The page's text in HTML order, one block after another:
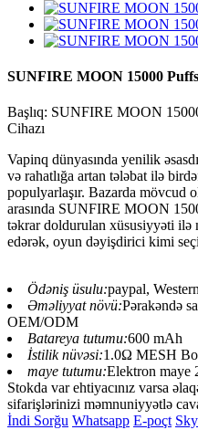
SUNFIRE MOON 15000
Başlıq: SUNFIRE MOON
Cihazı
Vapinq dünyasında yenilik
və rahatlığa artan tələbat ilə
populyarlaşır. Bazarda mövcud
arasında SUNFIRE MOON
təkrar doldurulan xüsusiyyəti
edərək, oyun dəyişdirici kimi
Ödəniş üsulu:paypal,
Əməliyyat növü:Pərakəndə
OEM/ODM
Batareya tutumu:600 mAh
İstilik nüvəsi:1.0Ω MESH
maye tutumu:Elektron maye
Stokda var ehtiyacınız varsa
sifarişlərinizi məmnuniyyətlə
İndi Sorğu Whatsapp E-poçt